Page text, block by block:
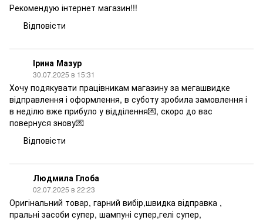
Рекомендую інтернет магазин!!!
Відповісти
Ірина Мазур
30.07.2025 в 15:31
Хочу подякувати працівникам магазину за мегашвидке
відправлення і оформлення, в суботу зробила замовлення і
в неділю вже прибуло у відділення💌, скоро до вас
повернуся знову💌
Відповісти
Людмила Глоба
02.07.2025 в 22:23
Оригінальний товар, гарний вибір,швидка відправка ,
пральні засоби супер, шампуні супер,гелі супер,